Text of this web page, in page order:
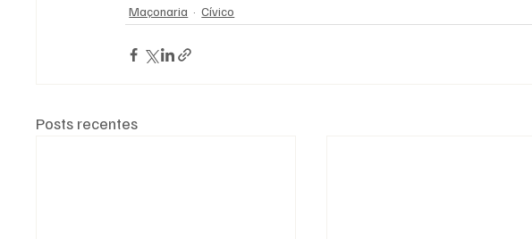
Maçonaria
Cívico
Posts recentes